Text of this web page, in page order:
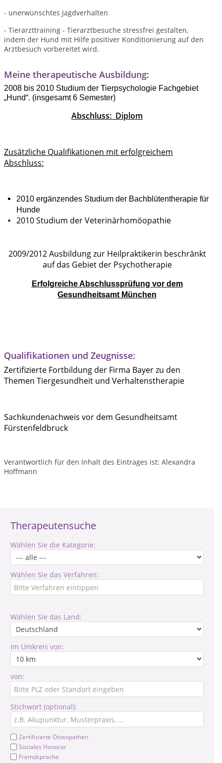
Therapeutensuche
Wählen Sie die Kategorie:
Wählen Sie das Verfahren:
Wählen Sie das Land:
Im Umkreis von:
von:
Stichwort (optional):
Zertifizierte Osteopathen
Soziales Honorar
Fremdsprache
- unerwünschtes Jagdverhalten
- Tierarzttraining - Tierarztbesuche stressfrei gestalten,
indem der Hund mit Hilfe positiver Konditionierung auf den
Arztbesuch vorbereitet wird.
Meine therapeutische Ausbildung:
2008 bis 2010 Studium der Tierpsychologie Fachgebiet
„Hund“. (insgesamt 6 Semester)
Abschluss: Diplom
Zusätzliche Qualifikationen mit erfolgreichem
Abschluss:
2010 ergänzendes Studium der Bachblütentherapie für
Hunde
2010 Studium der Veterinärhomöopathie
2009/2012 Ausbildung zur Heilpraktikerin beschränkt
auf das Gebiet der Psychotherapie
Erfolgreiche Abschlussprüfung vor dem
Gesundheitsamt München
Qualifikationen und Zeugnisse:
Zertifizierte Fortbildung der Firma Bayer zu den
Themen Tiergesundheit und Verhaltenstherapie
Sachkundenachweis vor dem Gesundheitsamt
Fürstenfeldbruck
Verantwortlich für den Inhalt des Eintrages ist: Alexandra
Hoffmann